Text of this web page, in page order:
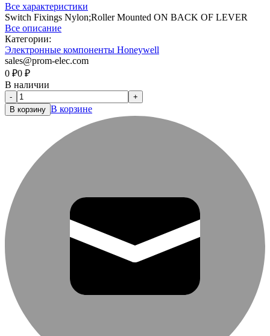
Все характеристики
Switch Fixings Nylon;Roller Mounted ON BACK OF LEVER
Все описание
Категории:
Электронные компоненты Honeywell
sales@prom-elec.com
0 ₽0 ₽
В наличии
-
+
В корзину В корзине